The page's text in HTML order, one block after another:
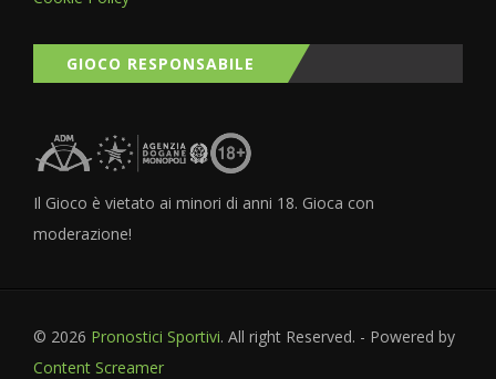
GIOCO RESPONSABILE
Il Gioco è vietato ai minori di anni 18. Gioca con
moderazione!
© 2026 Pronostici Sportivi. All right Reserved. - Powered by
Content Screamer